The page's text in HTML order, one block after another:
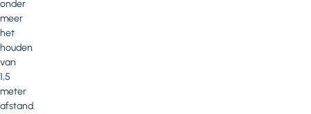
onder
meer
het
houden
van
1,5
meter
afstand.